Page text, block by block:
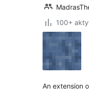
100+
An extension